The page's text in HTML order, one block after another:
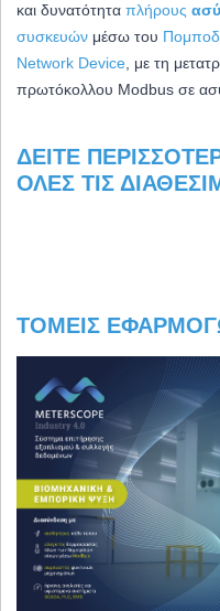
και δυνατότητα πλήρους
συσκευών μέσω του
Network Device, με τη
πρωτόκολλου Modbus σε
ΔΕΊΤΕ
ΌΛΕΣ ΤΙΣ
ΤΟΜΕΊΣ